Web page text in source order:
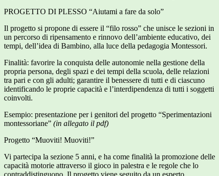
PROGETTO DI PLESSO “Aiutami a fare da solo”
Il progetto si propone di essere il “filo rosso” che unisce le sezioni in
un percorso di ripensamento e rinnovo dell’ambiente educativo, dei
tempi, dell’idea di Bambino, alla luce della pedagogia Montessori.
Finalità: favorire la conquista delle autonomie nella gestione della
propria persona, degli spazi e dei tempi della scuola, delle relazioni
tra pari e con gli adulti; garantire il benessere di tutti e di ciascuno
identificando le proprie capacità e l’interdipendenza di tutti i soggetti
coinvolti.
Esempio: presentazione per i genitori del progetto “Sperimentazioni
montessoriane” (in allegato il pdf)
Progetto “Muoviti! Muoviti!”
Vi partecipa la sezione 5 anni, e ha come finalità la promozione delle
capacità motorie attraverso il gioco in palestra e le regole che lo